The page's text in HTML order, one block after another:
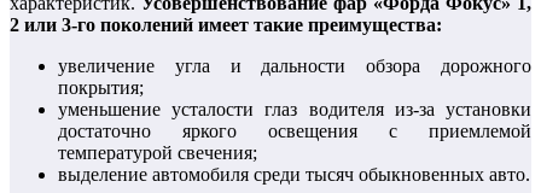
2 или 3-го поколений имеет такие преимущества:
увеличение угла и дальности обзора дорожного
покрытия;
уменьшение усталости глаз водителя из-за установки
достаточно яркого освещения с приемлемой
температурой свечения;
выделение автомобиля среди тысяч обыкновенных авто.